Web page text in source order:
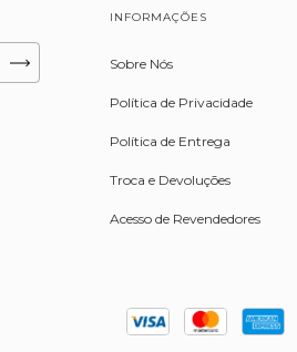
INFORMAÇÕES
Sobre Nós
Política de Privacidade
Política de Entrega
Troca e Devoluções
Acesso de Revendedores